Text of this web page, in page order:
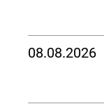
08.08.2026